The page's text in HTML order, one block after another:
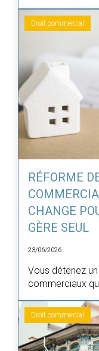
RÉFORME
CHANGE
GÈRE SEUL
23/06/2026
Droit commercial
Vous détenez
commerciaux
Droit commercial